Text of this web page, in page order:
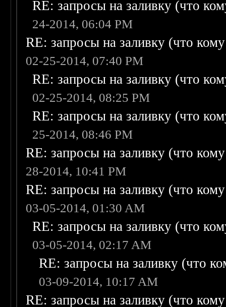
RE: запросы на заливку (что
24-2014, 06:04 PM
RE: запросы на заливку (что
02-25-2014, 07:40 PM
RE: запросы на заливку (что
02-25-2014, 08:25 PM
RE: запросы на заливку (что
25-2014, 08:46 PM
RE: запросы на заливку (что
28-2014, 10:41 PM
RE: запросы на заливку (что
03-05-2014, 01:30 AM
RE: запросы на заливку (что
03-05-2014, 02:17 AM
RE: запросы на заливку (что
03-09-2014, 10:17 AM
RE: запросы на заливку (что